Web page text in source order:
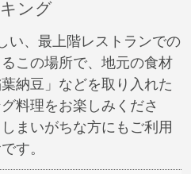
ング
い、最上階レストランでの
この場所で、地元の食材
納豆」などを取り入れた
料理をお楽しみくださ
まいがちな方にもご利用
す。